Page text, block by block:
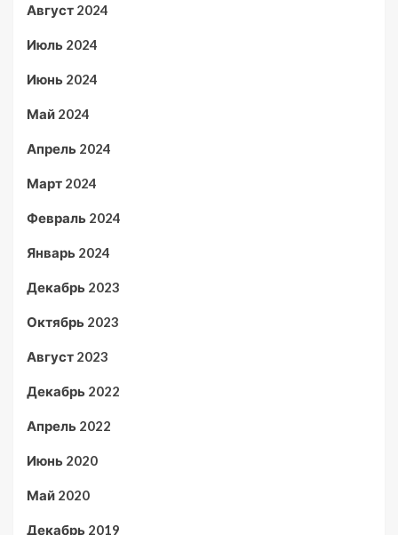
Август 2024
Июль 2024
Июнь 2024
Май 2024
Апрель 2024
Март 2024
Февраль 2024
Январь 2024
Декабрь 2023
Октябрь 2023
Август 2023
Декабрь 2022
Апрель 2022
Июнь 2020
Май 2020
Декабрь 2019